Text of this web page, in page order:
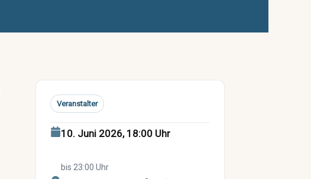
Veranstalter
10. Juni 2026, 18:00 Uhr
bis 23:00 Uhr